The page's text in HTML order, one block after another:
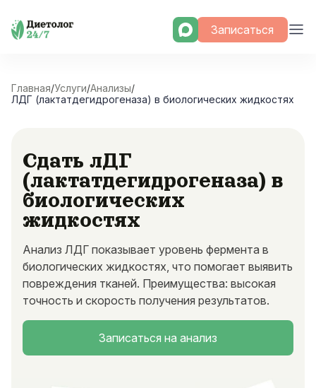
Skip
Записаться
Главная/Услуги/Анализы/
ЛДГ (лактатдегидрогеназа) в биологических жидкостях
Сдать лДГ
(лактатдегидрогеназа) в
биологических
жидкостях
Анализ ЛДГ показывает уровень фермента в
биологических жидкостях, что помогает выявить
повреждения тканей. Преимущества: высокая
точность и скорость получения результатов.
Записаться на анализ